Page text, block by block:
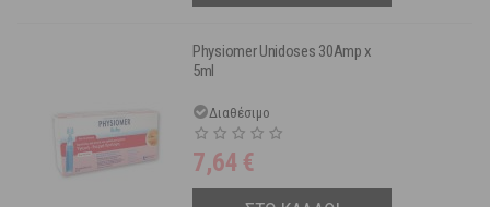
Physiomer Unidoses 30Amp x
5ml
Διαθέσιμο
7,64 €